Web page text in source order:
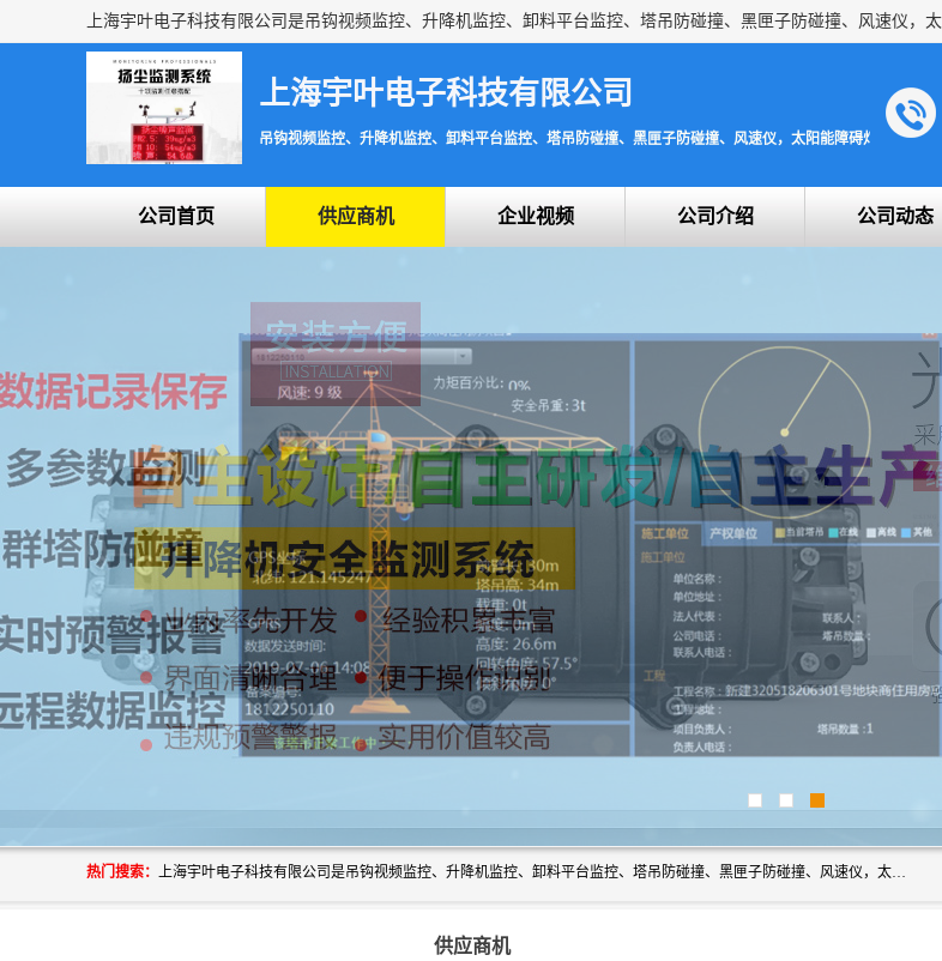
上海宇叶电子科技有限公司
吊钩视频监控、升降机监控、卸料平台监控、塔吊防碰撞、黑匣子防碰撞、风速仪，太阳能障碍灯安全提示灯
公司首页 供应商机 企业视频 公司介绍 公司动态
热门搜索： 上海宇叶电子科技有限公司是吊钩视频监控、升降机监控、卸料平台监控、塔吊防碰撞、黑匣子防碰撞、风速仪，太阳能障碍灯安全提示灯等一系列升降机的常用配件产品专业研发生产加工的公司，拥有完整、科学的质量管理体系。
供应商机